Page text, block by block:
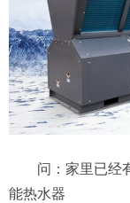
问：家里已经
能热水器